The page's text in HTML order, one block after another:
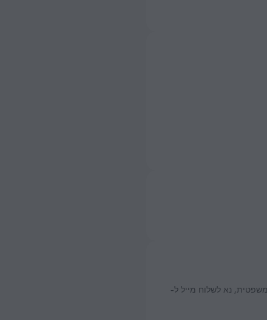
נא לשלוח מייל ל-